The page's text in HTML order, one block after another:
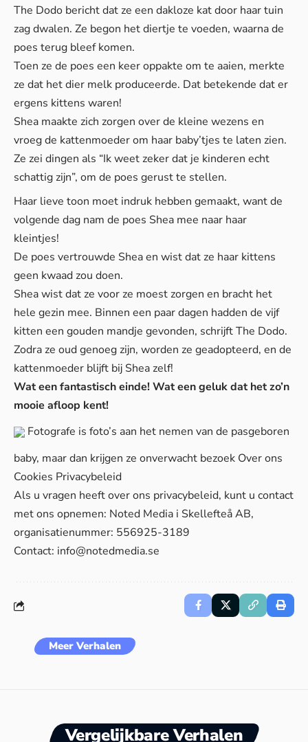
The Dodo bericht dat ze een dakloze kat door haar tuin
zag dwalen. Ze begon het diertje te voeden, waarna de
poes terug bleef komen.
Toen ze de poes een keer oppakte om te aaien, merkte
ze dat het dier melk produceerde. Dat betekende dat er
ergens kittens waren!
Shea maakte zich zorgen over de kleine wezens en
vroeg de kattenmoeder om haar baby’tjes te laten zien.
Ze zei dingen als “Ik weet zeker dat je kinderen echt
schattig zijn”, om de poes gerust te stellen.
Haar lieve toon moet indruk hebben gemaakt, want de
volgende dag nam de poes Shea mee naar haar
kleintjes!
De poes vertrouwde Shea en wist dat ze haar kittens
geen kwaad zou doen.
Shea wist dat ze voor ze moest zorgen en bracht het
hele gezin mee. Binnen een paar dagen hadden de vijf
kitten een gouden mandje gevonden, schrijftThe Dodo.
Zodra ze oud genoeg zijn, worden ze geadopteerd, en de
kattenmoeder blijft bij Shea zelf!
Wat een fantastisch einde! Wat een geluk dat het zo’n
mooie afloop kent!
Fotografe is foto’s aan het nemen van de pasgeboren
baby, maar dan krijgen ze onverwacht bezoek Over ons
Cookies Privacybeleid
Als u vragen heeft over ons privacybeleid, kunt u contact
met ons opnemen: Noted Media i Skellefteå AB,
organisatienummer: 556925-3189
Contact: info@notedmedia.se
Meer Verhalen
Vergelijkbare Verhalen